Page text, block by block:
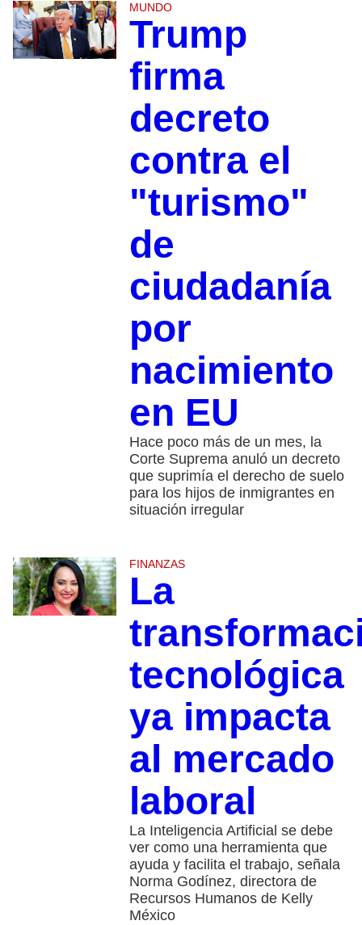
MUNDO
Trump
firma
decreto
contra el
"turismo"
de
ciudadanía
por
nacimiento
en EU
Hace poco más de un mes, la
Corte Suprema anuló un decreto
que suprimía el derecho de suelo
para los hijos de inmigrantes en
situación irregular
FINANZAS
La
tecnológica
ya impacta
al mercado
laboral
La Inteligencia Artificial se debe
ver como una herramienta que
ayuda y facilita el trabajo, señala
Norma Godínez, directora de
Recursos Humanos de Kelly
México